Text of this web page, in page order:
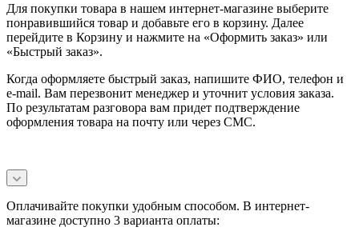
Для покупки товара в нашем интернет-магазине выберите
понравившийся товар и добавьте его в корзину. Далее
перейдите в Корзину и нажмите на «Оформить заказ» или
«Быстрый заказ».
Когда оформляете быстрый заказ, напишите ФИО, телефон и
e-mail. Вам перезвонит менеджер и уточнит условия заказа.
По результатам разговора вам придет подтверждение
оформления товара на почту или через СМС.
Оплачивайте покупки удобным способом. В интернет-
магазине доступно 3 варианта оплаты: